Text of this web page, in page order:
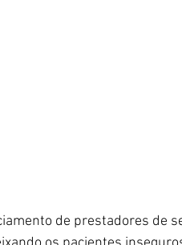
de prestadores de